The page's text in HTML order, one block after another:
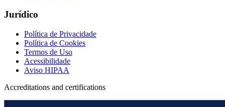
Jurídico
Política de Privacidade
Política de Cookies
Termos de Uso
Acessibilidade
Aviso HIPAA
Accreditations and certifications